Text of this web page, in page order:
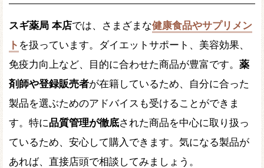
スギ薬局 本店では、さまざまな健康食品やサプリメン
ト を扱っています。ダイエットサポート、美容効果、
免疫力向上など、目的に合わせた商品が豊富です。 薬
剤師や登録販売者が在籍しているため、自分に合った
製品を選ぶためのアドバイスも受けることができま
す。特に品質管理が徹底された商品を中心に取り扱っ
ているため、安心して購入できます。気になる製品が
あれば、直接店頭で相談してみましょう。